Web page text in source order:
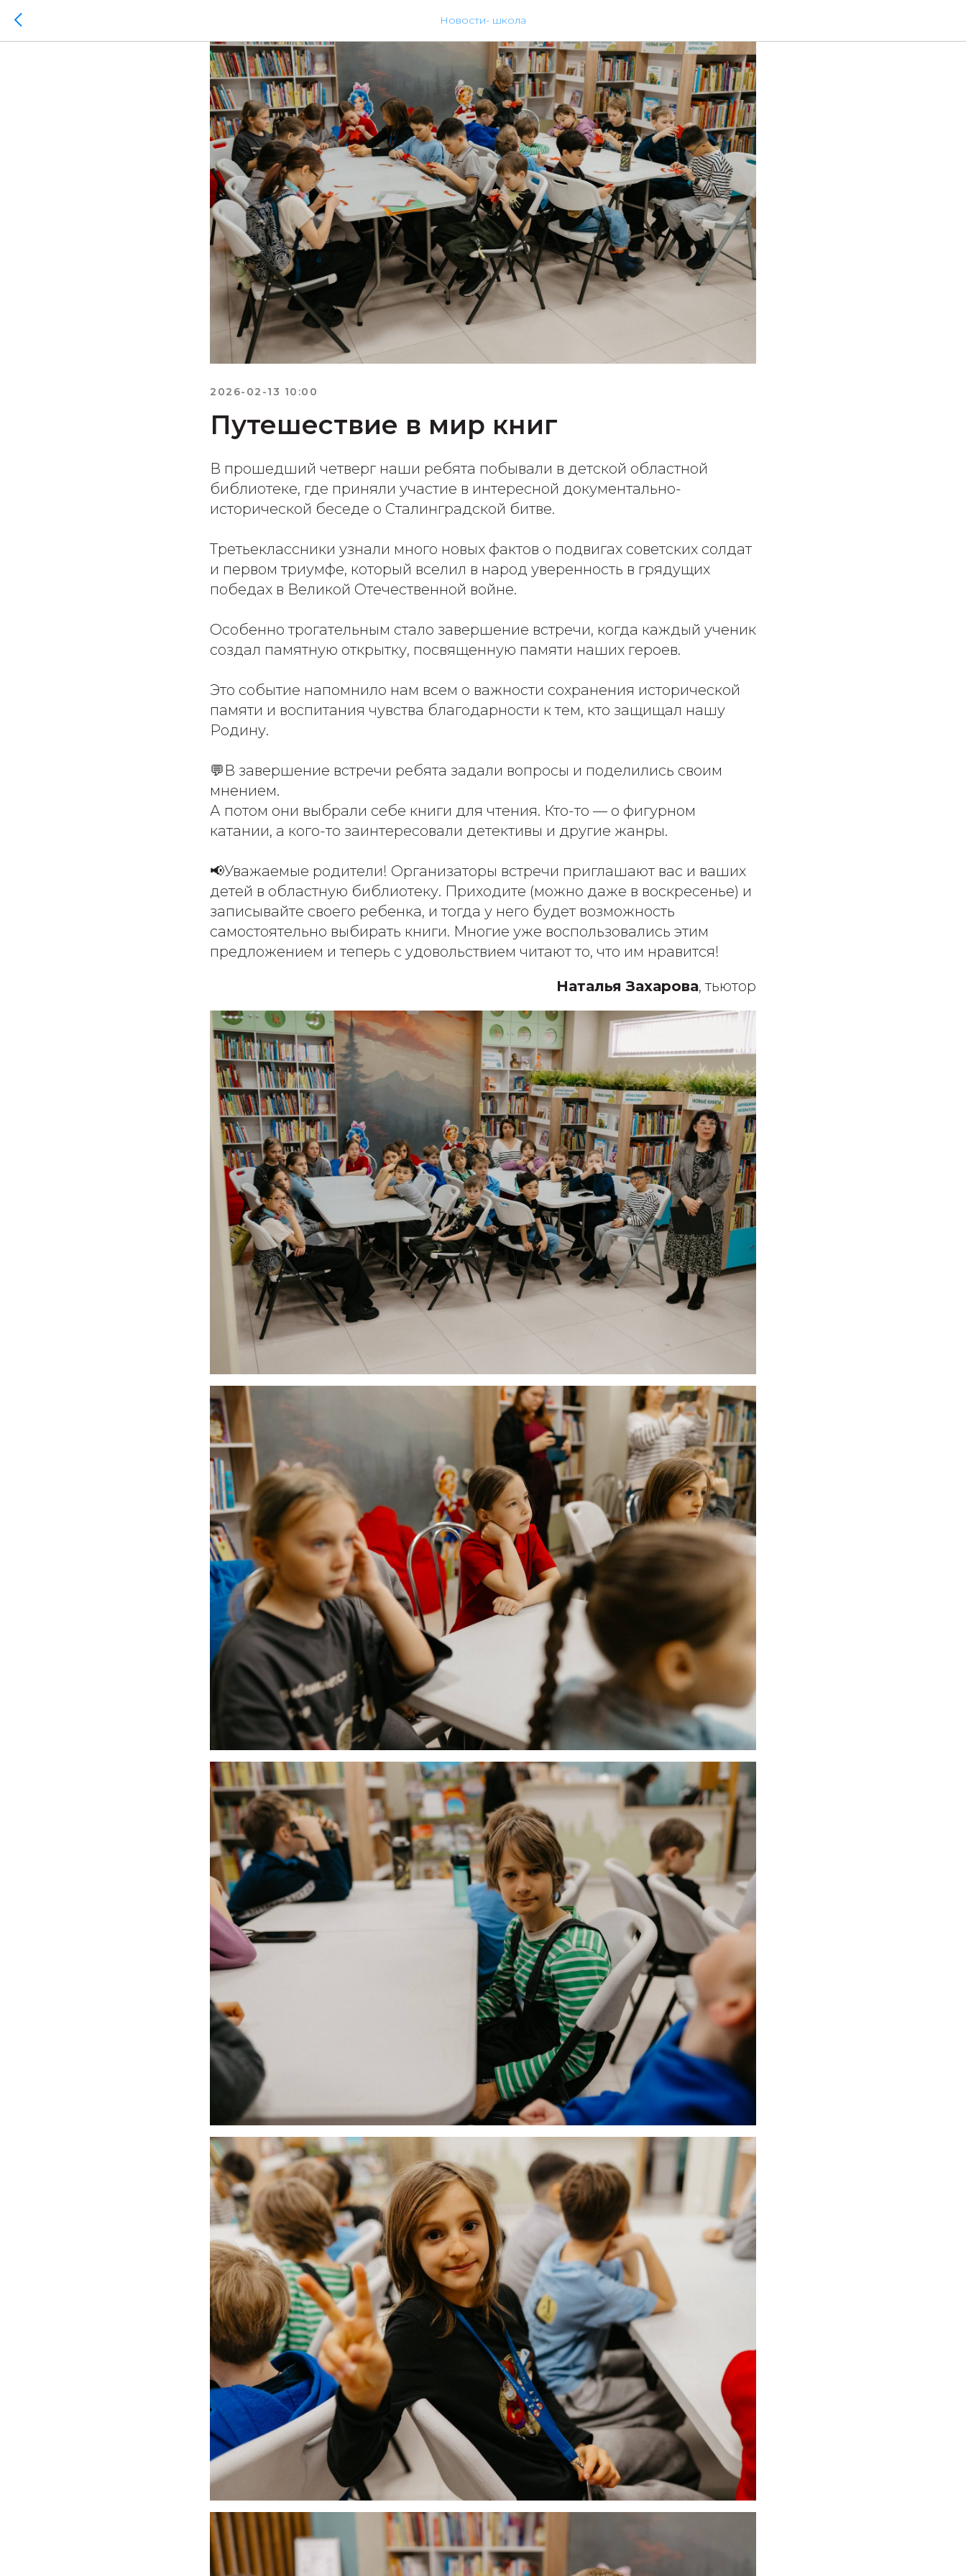
Новости- школа
2026-02-13 10:00
Путешествие в мир книг
В прошедший четверг наши ребята побывали в детской областной
библиотеке, где приняли участие в интересной документально-
исторической беседе о Сталинградской битве.
Третьеклассники узнали много новых фактов о подвигах советских солдат
и первом триумфе, который вселил в народ уверенность в грядущих
победах в Великой Отечественной войне.
Особенно трогательным стало завершение встречи, когда каждый ученик
создал памятную открытку, посвященную памяти наших героев.
Это событие напомнило нам всем о важности сохранения исторической
памяти и воспитания чувства благодарности к тем, кто защищал нашу
Родину.
💬В завершение встречи ребята задали вопросы и поделились своим
мнением.
А потом они выбрали себе книги для чтения. Кто-то — о фигурном
катании, а кого-то заинтересовали детективы и другие жанры.
📢Уважаемые родители! Организаторы встречи приглашают вас и ваших
детей в областную библиотеку. Приходите (можно даже в воскресенье) и
записывайте своего ребенка, и тогда у него будет возможность
самостоятельно выбирать книги. Многие уже воспользовались этим
предложением и теперь с удовольствием читают то, что им нравится!
Наталья Захарова, тьютор